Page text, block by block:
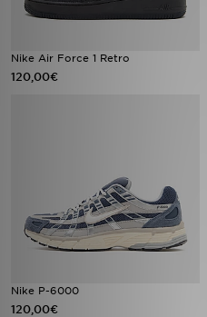
Nike Air Force 1 Retro
120,00€
Nike P-6000
120,00€